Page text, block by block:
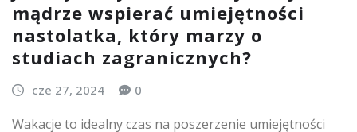
mądrze wspierać umiejętności
nastolatka, który marzy o
studiach zagranicznych?
cze 27, 2024 0
Wakacje to idealny czas na poszerzenie umiejętności